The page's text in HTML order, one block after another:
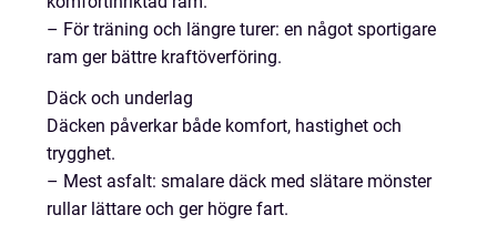
– För träning och längre turer: en något sportigare
ram ger bättre kraftöverföring.
Däck och underlag
Däcken påverkar både komfort, hastighet och
trygghet.
– Mest asfalt: smalare däck med slätare mönster
rullar lättare och ger högre fart.